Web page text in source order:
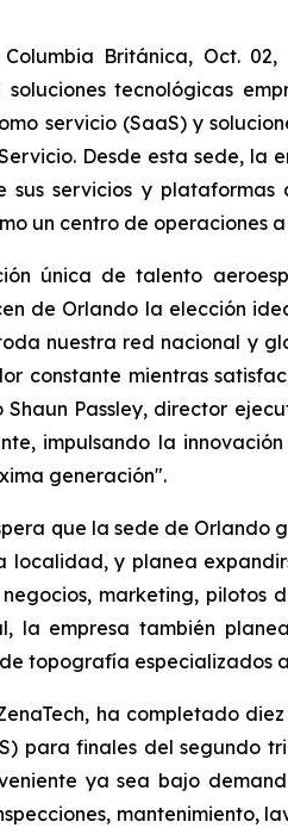
Columbia Británica, Oct.
tecnológicas
servicio (SaaS) y
Desde esta sede,
sus servicios y
un centro de operaciones
única de talento
de Orlando la elección
nuestra red nacional y
constante mientras
Shaun Passley, director
impulsando la
generación".
que la sede de Orlando
localidad, y planea
marketing, pilotos
la empresa también
topografía especializados
ha completado
para finales del segundo
ya sea bajo
mantenimiento,